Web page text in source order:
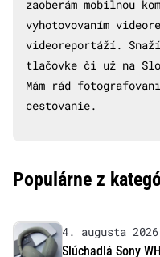
zaoberám mobilnou
vyhotovovaním
videoreportáží.
tlačovke či už na
Mám rád
cestovanie.
Populárne z
4. augusta 2026
Slúchadlá Sony